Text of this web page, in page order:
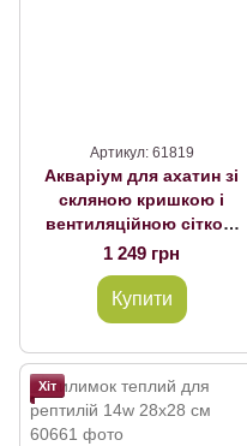
Артикул: 61819
Акваріум для ахатин зі
скляною кришкою і
вентиляційною сіткою
36л 40х30х30см
1 249 грн
Купити
Хіт